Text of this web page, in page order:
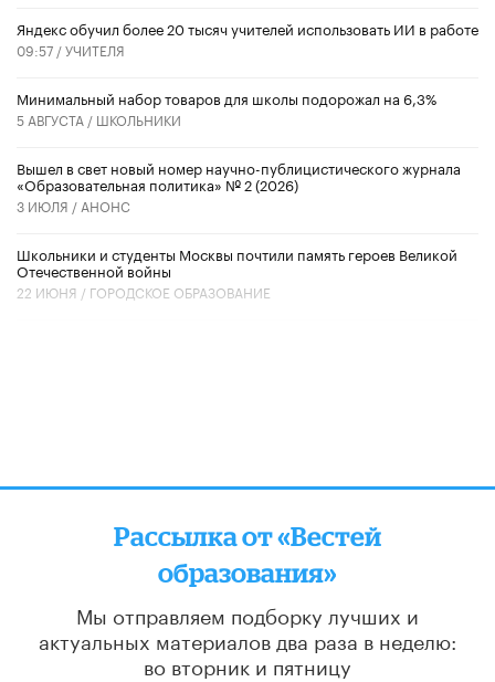
​Яндекс обучил более 20 тысяч учителей использовать ИИ в работе
09:57 /УЧИТЕЛЯ
Минимальный набор товаров для школы подорожал на 6,3%
5 АВГУСТА / ШКОЛЬНИКИ
Вышел в свет новый номер научно-публицистического журнала
«Образовательная политика» № 2 (2026)
3 ИЮЛЯ / АНОНС
Школьники и студенты Москвы почтили память героев Великой
Отечественной войны
22 ИЮНЯ / ГОРОДСКОЕ ОБРАЗОВАНИЕ
Рассылка от «Вестей
образования»
Мы отправляем подборку лучших и
актуальных материалов два раза в неделю:
во вторник и пятницу